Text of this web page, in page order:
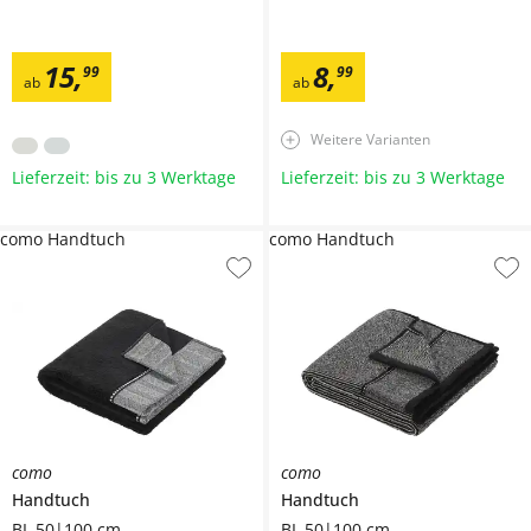
ab 15,99
Lieferzeit: bis zu 3 Werktage
ab 8,99
Weitere Varianten
Lieferzeit: bis zu 3 Werktage
como
Handtuch
como Handtuch
como
Handtuch
como Handtuch